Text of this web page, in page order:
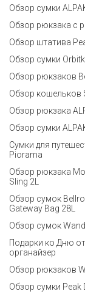
Обзор сумки
Обзор рюкзака с
Обзор штатива
Обзор сумки
Обзор рюкзаков
Обзор кошельков
Обзор рюкзака
Обзор сумки
Сумки для
Piorama
Обзор рюкзака
Sling 2L
Обзор сумок
Gateway Bag 28L
Обзор сумок
Подарки ко Дню
органайзер
Обзор рюкзаков
Обзор сумки Peak